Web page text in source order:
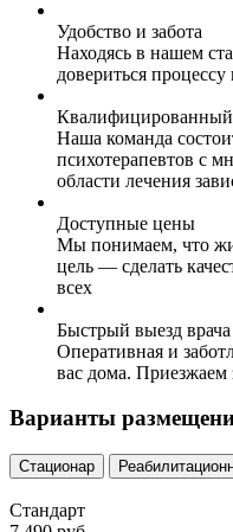
Удобство и забота
Находясь в нашем
довериться
Квалифицированный
Наша команда
психотерапевтов с
области лечения
Доступные цены
Мы понимаем, что
цель — сделать
всех
Быстрый выезд
Оперативная и
вас дома. Приезжаем
Варианты
Стационар
Стандарт